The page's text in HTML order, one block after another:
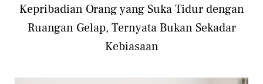
Kepribadian Orang yang Suka Tidur dengan
Ruangan Gelap, Ternyata Bukan Sekadar
Kebiasaan